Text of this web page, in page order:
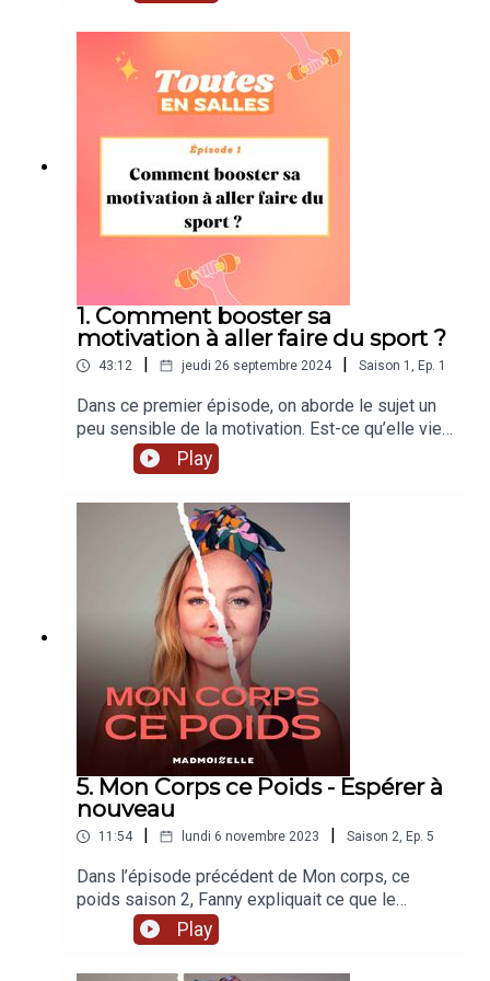
lorsqu’on s'inscrit à la salle de sport et qu’on est
perdu face à toutes ces machines un peu
intimidantes au premier abord ? Et enfin, a-t-on
réellement besoin d’un objectif en vue pour
continuer à pratiquer régulièrement ? Bonne
écoute !
1. Comment booster sa
motivation à aller faire du sport ?
43:12 | jeudi 26 septembre 2024 | Saison 1 , Ep. 1
Dans ce premier épisode, on aborde le sujet un
peu sensible de la motivation. Est-ce qu’elle vient
à nous ? Comment la stimuler ? Et surtout
comment se détacher de ce terme pour être
boosté naturellement à aller faire sa séance de
sport ? Ces interrogations vous parlent ? Alors
restez, bonne écoute !
Play
5. Mon Corps ce Poids - Espérer à
nouveau
11:54 lundi 6 novembre 2023 Saison 2, Ep. 5
Dans l’épisode précédent de Mon corps, ce
poids saison 2, Fanny expliquait ce que le
traitement et les opérations ont pu bouleverser
dans son rapport à son propre corps, et
notamment à ses seins… Comment s’approprier
Play